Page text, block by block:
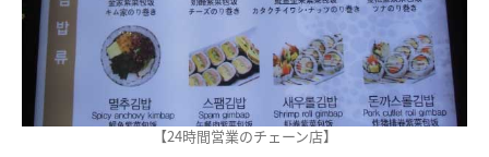
【24時間営業のチェーン店】